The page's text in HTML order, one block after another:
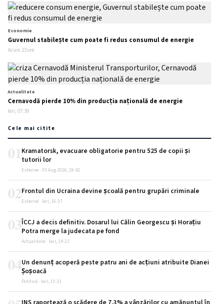
Economie
Guvernul stabilește cum poate fi redus consumul de energie
Acum 23 ore
Actualitate
Cernavodă pierde 10% din producția națională de energie
Ieri, 07:39
Cele mai citite
Kramatorsk, evacuare obligatorie pentru 525 de copii și
tutorii lor
Externe · 05 Aug 2026, 19:42
Frontul din Ucraina devine școală pentru grupări criminale
Externe · Ieri, 16:37
03ÎCCJ a decis definitiv. Dosarul lui Călin Georgescu și Horațiu
Potra merge la judecata pe fond
Actualitate · Ieri, 14:21
Un denunț acoperă peste patru ani de acțiuni atribuite Dianei
Șoșoacă
Politică · Ieri, 13:31